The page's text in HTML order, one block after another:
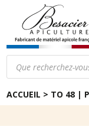
Recherche
produits
ACCUEIL > TO 48 |